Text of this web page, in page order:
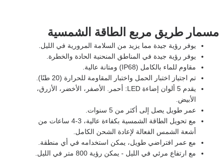
مسمار طريق مربع الطاقة الشمسية
يوفر رؤية جيدة مما يزيد من السلامة المرورية في الليل.
يوفر رؤية جيدة في المناطق المنحنية الحادة والخطرة.
مقاوم للماء بالكامل (IP68) ومتانة عالية.
تم اجتياز اختبار الحمل واختبار المقاومة للحرارة (20 طنًا).
يقدم 5 ألوان إضاءة LED: أحمر. الأصفر، الأخضر، الأزرق،
الأبيض.
عمر طويل يصل إلى أكثر من 5 سنوات.
مع تحويل الطاقة الشمسية بكفاءة عالية، 3-4 ساعات من
أشعة الشمس الفعالة لإعادة الشحن الكامل.
مع عمر افتراضي طويل، يمكن استخدامه في أي منطقة.
مع ارتفاع مرئي في الليل - يمكن رؤية 800 متر في الليل.